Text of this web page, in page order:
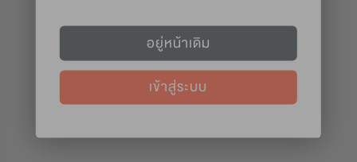
ทุก 2 สัปดาห์ (วันศุกร์)
อยู่หน้าเดิม
เข้าสู่ระบบ